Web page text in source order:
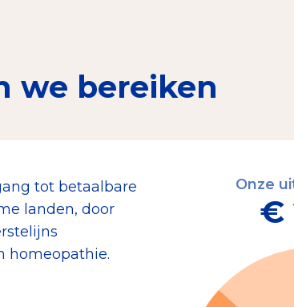
we bereiken
Onze
€
tot betaalbare
landen, door
homeopathie.